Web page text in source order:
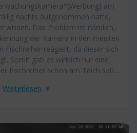
am
nachts aufgenommen hatte,
wissen. Das Problem ist nämlich,
der Kamera in den meisten
Fischreiher reagiert, da dieser sich
Somit gab es wirklich nur eine
Fischreiher schon am Teich saß…
Weiterlesen